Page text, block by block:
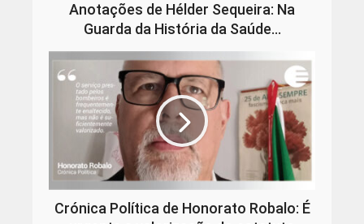
Anotações de Hélder Sequeira: Na
Guarda da História da Saúde…
Crónica Política de Honorato Robalo: É